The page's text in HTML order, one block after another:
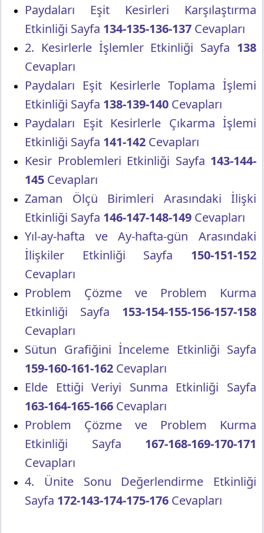
Paydaları Eşit Kesirleri Karşılaştırma
Etkinliği Sayfa 134-135-136-137 Cevapları
2. Kesirlerle İşlemler Etkinliği Sayfa 138
Cevapları
Paydaları Eşit Kesirlerle Toplama İşlemi
Etkinliği Sayfa 138-139-140 Cevapları
Paydaları Eşit Kesirlerle Çıkarma İşlemi
Etkinliği Sayfa 141-142 Cevapları
Kesir Problemleri Etkinliği Sayfa 143-144-
145 Cevapları
Zaman Ölçü Birimleri Arasındaki İlişki
Etkinliği Sayfa 146-147-148-149 Cevapları
Yıl-ay-hafta ve Ay-hafta-gün Arasındaki
İlişkiler Etkinliği Sayfa 150-151-152
Cevapları
Problem Çözme ve Problem Kurma
Etkinliği Sayfa 153-154-155-156-157-158
Cevapları
Sütun Grafiğini İnceleme Etkinliği Sayfa
159-160-161-162 Cevapları
Elde Ettiği Veriyi Sunma Etkinliği Sayfa
163-164-165-166 Cevapları
Problem Çözme ve Problem Kurma
Etkinliği Sayfa 167-168-169-170-171
Cevapları
4. Ünite Sonu Değerlendirme Etkinliği
Sayfa 172-143-174-175-176 Cevapları